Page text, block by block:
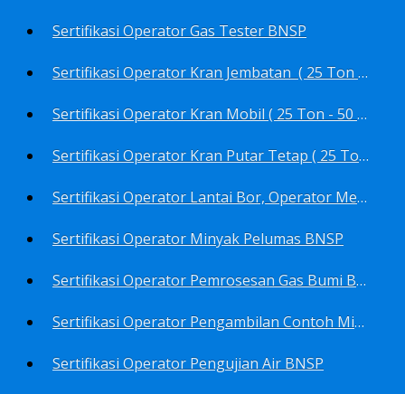
Sertifikasi Operator Gas Tester BNSP
Sertifikasi Operator Kran Jembatan ( 25 Ton - 50 Ton - > 50 ) BNSP
Sertifikasi Operator Kran Mobil ( 25 Ton - 50 Ton - > 50 ) BNSP
Sertifikasi Operator Kran Putar Tetap ( 25 Ton - 50 Ton - > 50 ) BNSP
Sertifikasi Operator Lantai Bor, Operator Menara Bor, Juru Bor, Ahli Pengendali Pengeboran BNSP
Sertifikasi Operator Minyak Pelumas BNSP
Sertifikasi Operator Pemrosesan Gas Bumi BNSP
Sertifikasi Operator Pengambilan Contoh Minyak Bumi, Gas Bumi, Bbm- Bbn- Pelumas, Udara, Limbah, Air BNSP
Sertifikasi Operator Pengujian Air BNSP